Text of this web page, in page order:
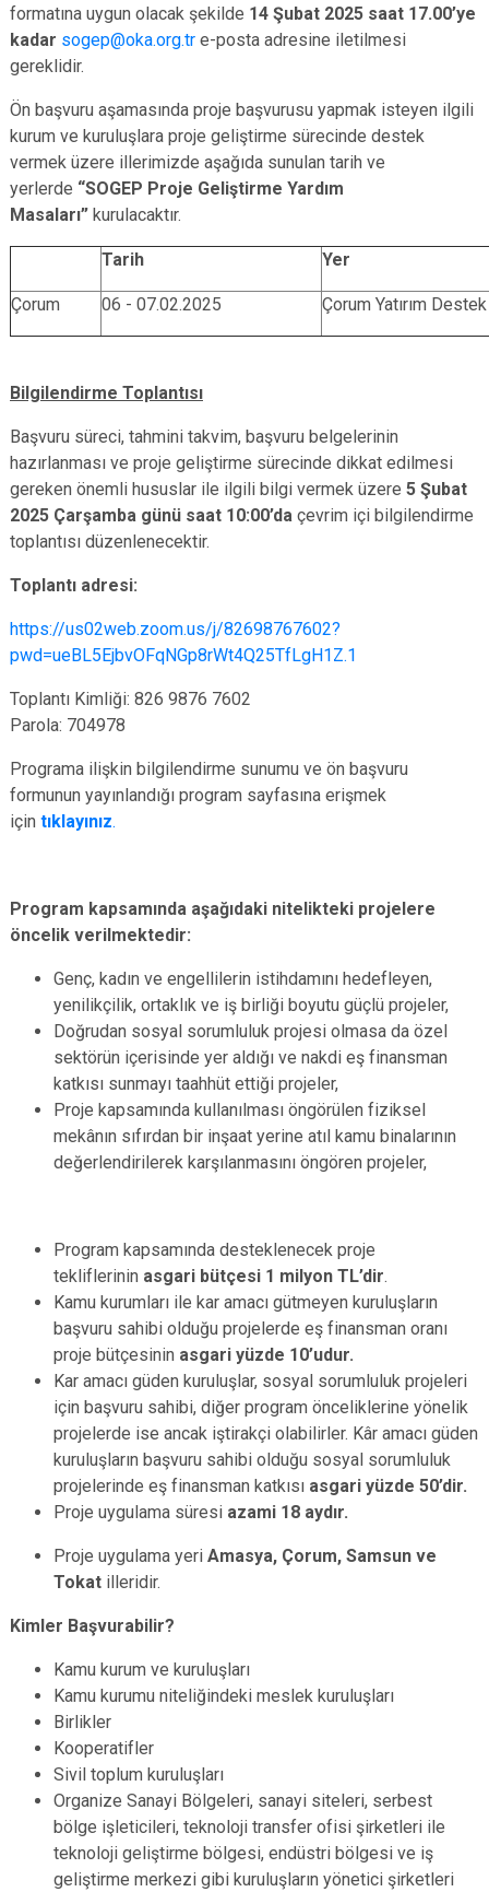
formatına uygun olacak şekilde 14 Şubat 2025 saat 17.00’ye
kadar sogep@oka.org.tr e-posta adresine iletilmesi
gereklidir.
Ön başvuru aşamasında proje başvurusu yapmak isteyen ilgili
kurum ve kuruluşlara proje geliştirme sürecinde destek
vermek üzere illerimizde aşağıda sunulan tarih ve
yerlerde “SOGEP Proje Geliştirme Yardım
Masaları” kurulacaktır.
Tarih Yer
Çorum 06 - 07.02.2025 Çorum Yatırım
Bilgilendirme Toplantısı
Başvuru süreci, tahmini takvim, başvuru belgelerinin
hazırlanması ve proje geliştirme sürecinde dikkat edilmesi
gereken önemli hususlar ile ilgili bilgi vermek üzere 5 Şubat
2025 Çarşamba günü saat 10:00’da çevrim içi bilgilendirme
toplantısı düzenlenecektir.
Toplantı adresi:
https://us02web.zoom.us/j/82698767602?
pwd=ueBL5EjbvOFqNGp8rWt4Q25TfLgH1Z.1
Toplantı Kimliği: 826 9876 7602
Parola: 704978
Programa ilişkin bilgilendirme sunumu ve ön başvuru
formunun yayınlandığı program sayfasına erişmek
için tıklayınız.
Program kapsamında aşağıdaki nitelikteki projelere
öncelik verilmektedir:
Genç, kadın ve engellilerin istihdamını hedefleyen,
yenilikçilik, ortaklık ve iş birliği boyutu güçlü projeler,
Doğrudan sosyal sorumluluk projesi olmasa da özel
sektörün içerisinde yer aldığı ve nakdi eş finansman
katkısı sunmayı taahhüt ettiği projeler,
Proje kapsamında kullanılması öngörülen fiziksel
mekânın sıfırdan bir inşaat yerine atıl kamu binalarının
değerlendirilerek karşılanmasını öngören projeler,
Program kapsamında desteklenecek proje
tekliflerinin asgari bütçesi 1 milyon TL’dir.
Kamu kurumları ile kar amacı gütmeyen kuruluşların
başvuru sahibi olduğu projelerde eş finansman oranı
proje bütçesinin asgari yüzde 10’udur.
Kar amacı güden kuruluşlar, sosyal sorumluluk projeleri
için başvuru sahibi, diğer program önceliklerine yönelik
projelerde ise ancak iştirakçi olabilirler. Kâr amacı güden
kuruluşların başvuru sahibi olduğu sosyal sorumluluk
projelerinde eş finansman katkısı asgari yüzde 50’dir.
Proje uygulama süresi azami 18 aydır.
Proje uygulama yeri Amasya, Çorum, Samsun ve
Tokat illeridir.
Kimler Başvurabilir?
Kamu kurum ve kuruluşları
Kamu kurumu niteliğindeki meslek kuruluşları
Birlikler
Kooperatifler
Sivil toplum kuruluşları
Organize Sanayi Bölgeleri, sanayi siteleri, serbest
bölge işleticileri, teknoloji transfer ofisi şirketleri ile
teknoloji geliştirme bölgesi, endüstri bölgesi ve iş
geliştirme merkezi gibi kuruluşların yönetici şirketleri